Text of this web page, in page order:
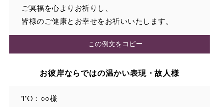
ご冥福を心よりお祈りし、
皆様のご健康とお幸せをお祈いいたします。
この例文をコピー
お彼岸ならではの温かい表現・故人様
TO：○○様